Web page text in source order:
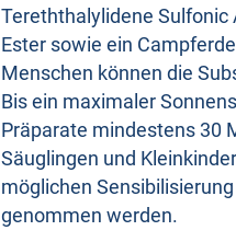
Tereththalylidene Sulfonic
Ester sowie ein
Menschen können die
Bis ein maximaler
Präparate mindestens 30
Säuglingen und
möglichen
genommen werden.